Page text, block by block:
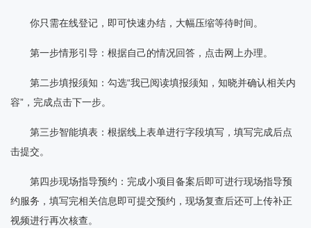
你只需在线登记，即可快速办结，大幅压缩等待时间。
第一步情形引导：根据自己的情况回答，点击网上办理。
第二步填报须知：勾选“我已阅读填报须知，知晓并确认相关内
容”，完成点击下一步。
第三步智能填表：根据线上表单进行字段填写，填写完成后点
击提交。
第四步现场指导预约：完成小项目备案后即可进行现场指导预
约服务，填写完相关信息即可提交预约，现场复查后还可上传补正
视频进行再次核查。